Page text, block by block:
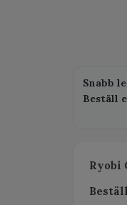
Snabb
Beställ
Ryobi